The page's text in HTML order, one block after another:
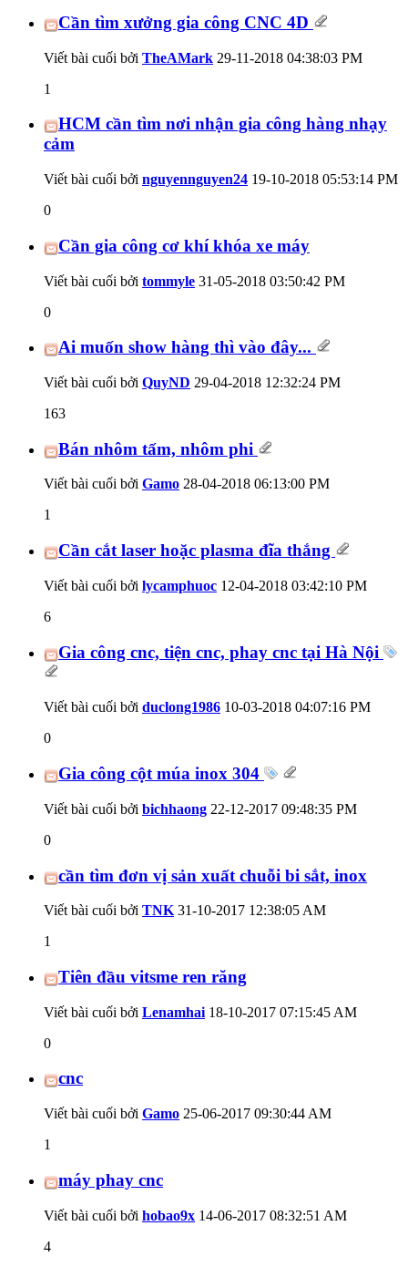
Cần tìm xưởng gia công CNC 4D
Viết bài cuối bởi TheAMark 29-11-2018 04:38:03 PM
1
HCM cần tìm nơi nhận gia công hàng nhạy
cảm
Viết bài cuối bởi nguyennguyen24 19-10-2018 05:53:14 PM
0
Cần gia công cơ khí khóa xe máy
Viết bài cuối bởi tommyle 31-05-2018 03:50:42 PM
0
Ai muốn show hàng thì vào đây...
Viết bài cuối bởi QuyND 29-04-2018 12:32:24 PM
163
Bán nhôm tấm, nhôm phi
Viết bài cuối bởi Gamo 28-04-2018 06:13:00 PM
1
Cần cắt laser hoặc plasma đĩa thắng
Viết bài cuối bởi lycamphuoc 12-04-2018 03:42:10 PM
6
Gia công cnc, tiện cnc, phay cnc tại Hà Nội
Viết bài cuối bởi duclong1986 10-03-2018 04:07:16 PM
0
Gia công cột múa inox 304
Viết bài cuối bởi bichhaong 22-12-2017 09:48:35 PM
0
cần tìm đơn vị sản xuất chuỗi bi sắt, inox
Viết bài cuối bởi TNK 31-10-2017 12:38:05 AM
1
Tiên đầu vitsme ren răng
Viết bài cuối bởi Lenamhai 18-10-2017 07:15:45 AM
0
cnc
Viết bài cuối bởi Gamo 25-06-2017 09:30:44 AM
1
máy phay cnc
Viết bài cuối bởi hobao9x 14-06-2017 08:32:51 AM
4